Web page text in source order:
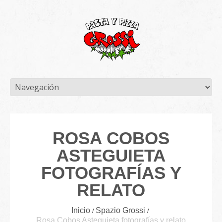
ROSA COBOS
ASTEGUIETA
FOTOGRAFÍAS Y
RELATO
Inicio
Spazio Grossi
Rosa Cobos Asteguieta fotografías y relato